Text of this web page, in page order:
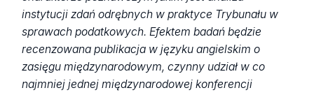
instytucji zdań odrębnych w praktyce Trybunału w
sprawach podatkowych. Efektem badań będzie
recenzowana publikacja w języku angielskim o
zasięgu międzynarodowym, czynny udział w co
najmniej jednej międzynarodowej konferencji